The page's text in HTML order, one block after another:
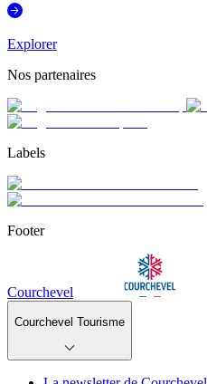
Explorer
Nos partenaires
Labels
Footer
Courchevel
Courchevel Tourisme